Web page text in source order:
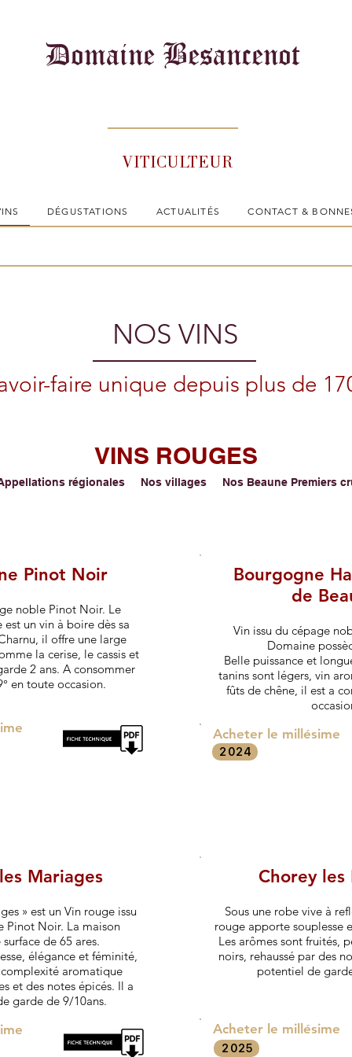
Domaine Besancenot
VITICULTEUR
DÉGUSTATIONS ACTUALITÉS CONTACT &
NOS VINS
faire unique depuis plus de
VINS ROUGES
régionales Nos villages Nos Beaune
Pinot Noir
noble Pinot Noir. Le
un vin à boire dès sa
il offre une large
la cerise, le cassis et
2 ans. A consommer
en toute occasion.
Bourgogne
de
Vin issu du cépage
Domaine
Belle puissance et
tanins sont légers, vin
fûts de chêne, il est a
Acheter le millésime
2024
Mariages
» est un Vin rouge issu
Pinot Noir. La maison
de 65 ares.
élégance et féminité,
aromatique
et des notes épicés. Il a
garde de 9/10ans.
Chorey les
Sous une robe vive à
rouge apporte souplesse
Les arômes sont fruités,
noirs, rehaussé par des
potentiel de
Acheter le millésime
2025